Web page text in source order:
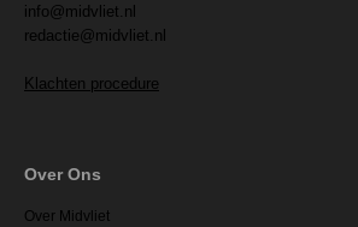
info@midvliet.nl
redactie@midvliet.nl
Klachten procedure
Over Ons
Over Midvliet